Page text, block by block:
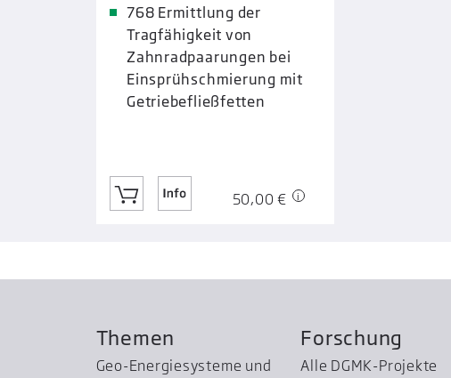
768 Ermittlung der
Tragfähigkeit von
Zahnradpaarungen bei
Einsprühschmierung mit
Getriebefließfetten
50,00 €
Themen
Geo-Energiesysteme und
Forschung
Alle DGMK-Projekte